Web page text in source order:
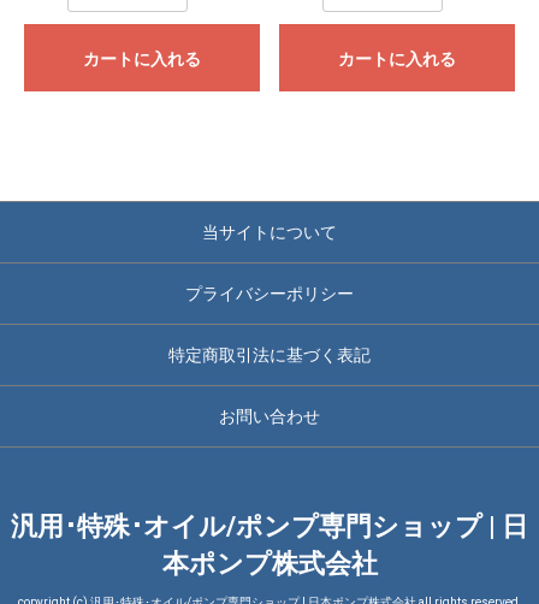
カートに入れる カートに入れる
当サイトについて
プライバシーポリシー
特定商取引法に基づく表記
お問い合わせ
汎用･特殊･オイル/ポンプ専門ショップ | 日
本ポンプ株式会社